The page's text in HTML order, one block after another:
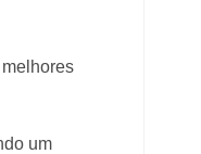
um